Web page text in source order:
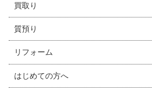
買取り
質預り
リフォーム
はじめての方へ